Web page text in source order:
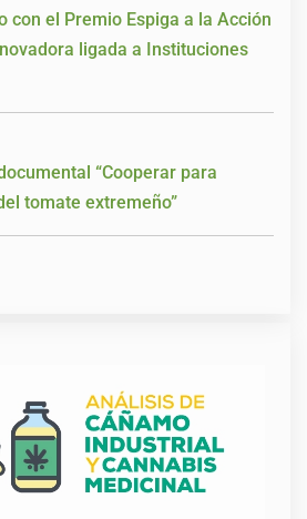
con el Premio Espiga a la Acción
ligada a Instituciones
“Cooperar para
tomate extremeño”